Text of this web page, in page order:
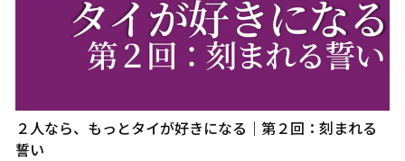
２人なら、もっとタイが好きになる｜第２回：刻まれる
誓い